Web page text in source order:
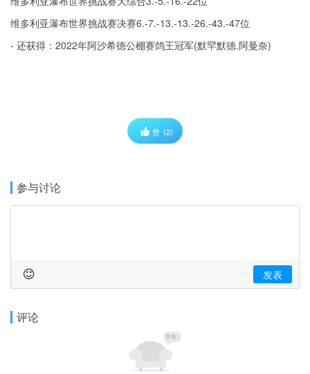
维多利亚瀑布世界挑战赛决赛6.-7.-13.-13.-26.-43.-47位
- 还获得：2022年阿沙希德公棚赛鸽王冠军(默罕默德.阿曼奈)
赞 (2)
参与讨论
发表
评论